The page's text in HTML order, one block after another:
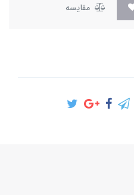
مقایسه